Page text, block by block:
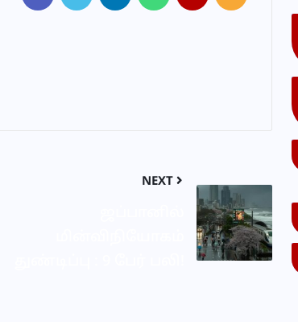
NEXT